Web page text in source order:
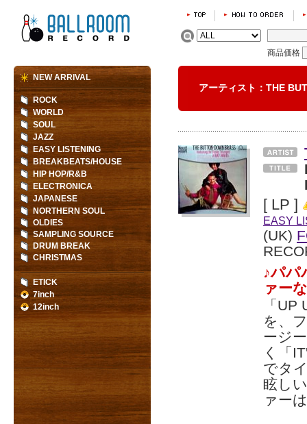
商品価格
アーティスト：THE
[ LP ]
EASY
(UK)
♪パパ
ァー
「
を、
ージ
く「
でタ
眩し
ァー
NEW ARRIVAL
ROCK
WORLD
SOUL
JAZZ
EASY LISTENING
BREAKBEATS/HOUSE
HIP HOP/R&B
ELECTRONICA
JAPANESE
NORTHERN SOUL
OLDIES
SAMPLING SOURCE
DRUM BREAK
CHRISTMAS
ETICK
7inch
12inch